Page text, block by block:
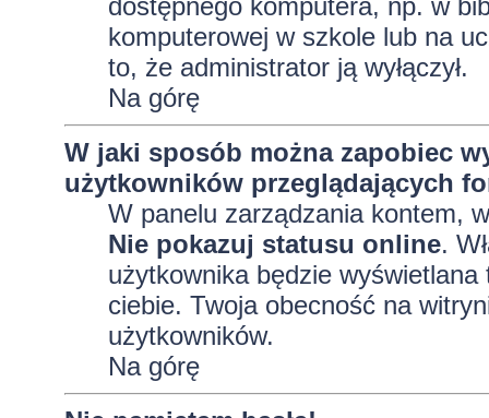
komputerowej w szkole lub na
to, że administrator ją wyłączył.
Na górę
W jaki sposób można zapobiec
użytkowników przeglądających
W panelu zarządzania kontem,
Nie pokazuj statusu online.
użytkownika będzie
ciebie. Twoja obecność na
użytkowników.
Na górę